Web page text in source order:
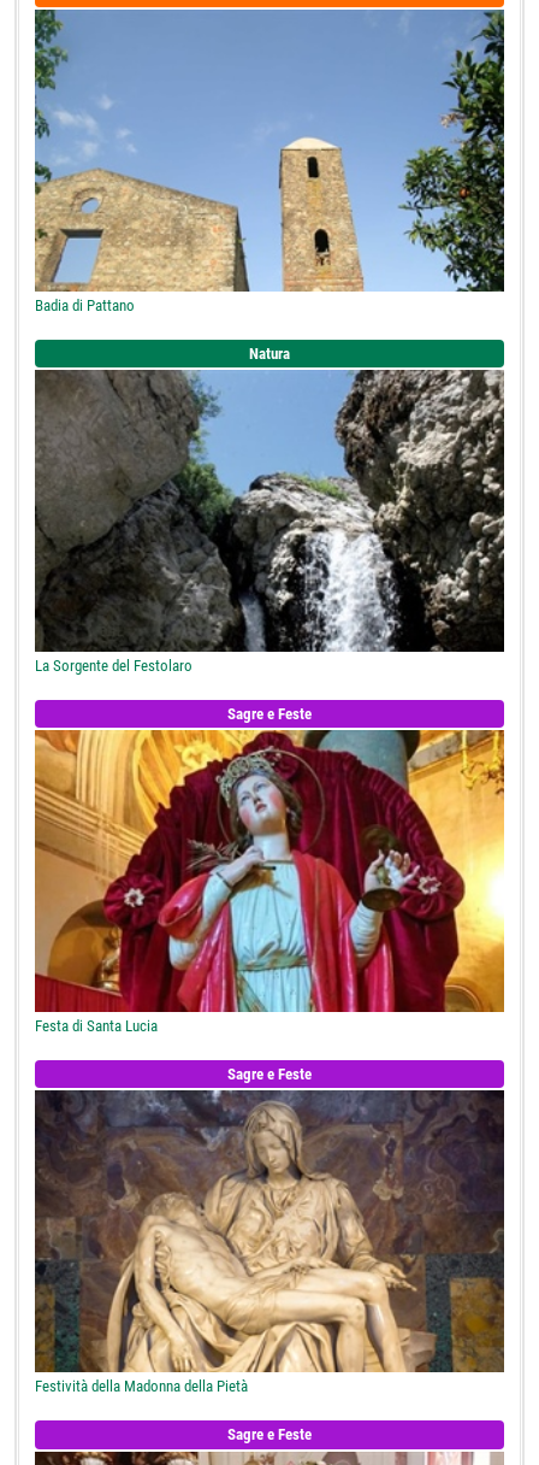
Badia di Pattano
Natura
La Sorgente del Festolaro
Sagre e Feste
Festa di Santa Lucia
Sagre e Feste
Festività della Madonna della Pietà
Sagre e Feste